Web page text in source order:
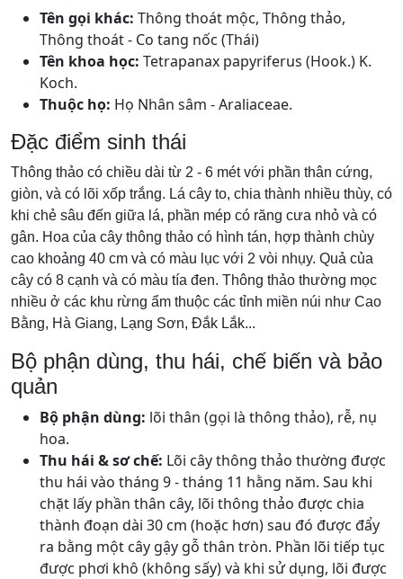
Tên gọi khác: Thông thoát mộc, Thông thảo,
Thông thoát - Co tang nốc (Thái)
Tên khoa học: Tetrapanax papyriferus (Hook.) K.
Koch.
Thuộc họ: Họ Nhân sâm - Araliaceae.
Đặc điểm sinh thái
Thông thảo có chiều dài từ 2 - 6 mét với phần thân cứng,
giòn, và có lõi xốp trắng. Lá cây to, chia thành nhiều thùy, có
khi chẻ sâu đến giữa lá, phần mép có răng cưa nhỏ và có
gân. Hoa của cây thông thảo có hình tán, hợp thành chùy
cao khoảng 40 cm và có màu lục với 2 vòi nhụy. Quả của
cây có 8 cạnh và có màu tía đen. Thông thảo thường mọc
nhiều ở các khu rừng ẩm thuộc các tỉnh miền núi như Cao
Bằng, Hà Giang, Lạng Sơn, Đắk Lắk...
Bộ phận dùng, thu hái, chế biến và bảo
quản
Bộ phận dùng: lõi thân (gọi là thông thảo), rễ, nụ
hoa.
Thu hái & sơ chế: Lõi cây thông thảo thường được
thu hái vào tháng 9 - tháng 11 hằng năm. Sau khi
chặt lấy phần thân cây, lõi thông thảo được chia
thành đoạn dài 30 cm (hoặc hơn) sau đó được đẩy
ra bằng một cây gậy gỗ thân tròn. Phần lõi tiếp tục
được phơi khô (không sấy) và khi sử dụng, lõi được